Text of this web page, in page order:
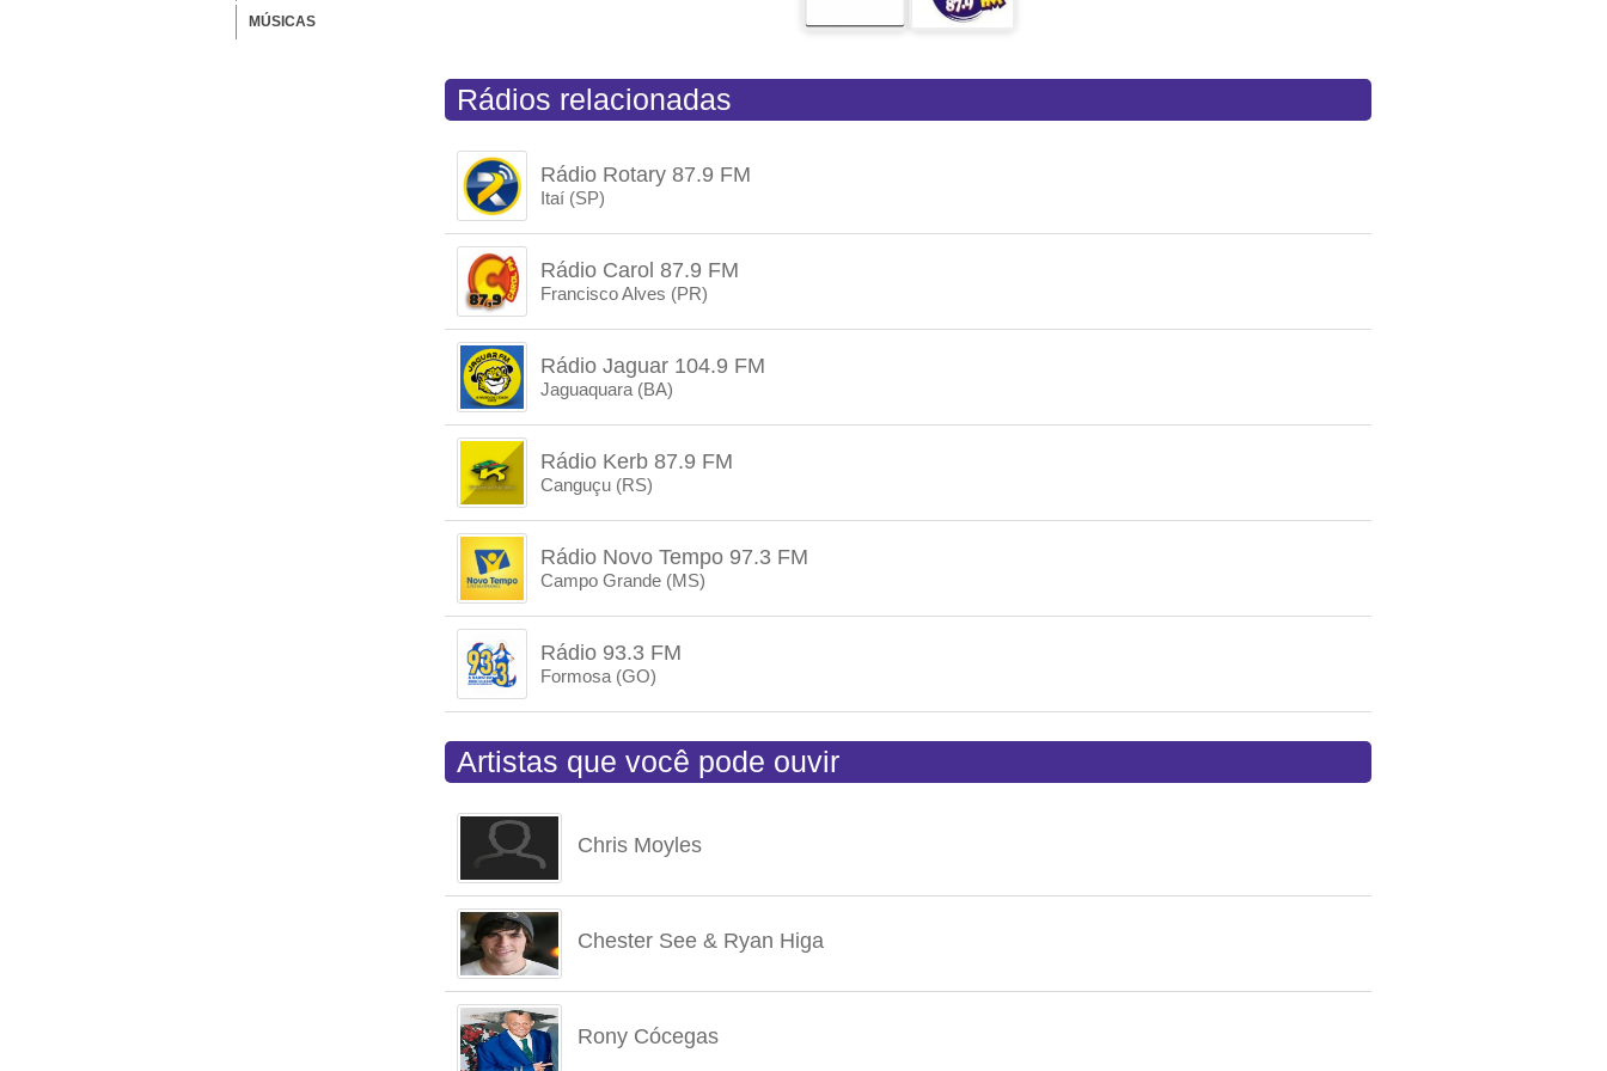
MÚSICAS
Rádios relacionadas
Rádio Rotary 87.9 FM
Itaí (SP)
Rádio Carol 87.9 FM
Francisco Alves (PR)
Rádio Jaguar 104.9 FM
Jaguaquara (BA)
Rádio Kerb 87.9 FM
Canguçu (RS)
Rádio Novo Tempo 97.3 FM
Campo Grande (MS)
Rádio 93.3 FM
Formosa (GO)
Artistas que você pode ouvir
Chris Moyles
Chester See & Ryan Higa
Rony Cócegas